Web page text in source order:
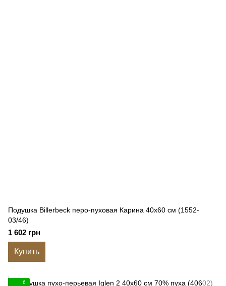
Подушка Billerbeck перо-пуховая Карина 40x60 см (1552-
03/46)
1 602 грн
Купить
6